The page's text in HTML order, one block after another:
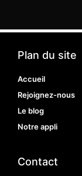
Plan du site
Accueil
Rejoignez-nous
Le blog
Notre appli
Contact